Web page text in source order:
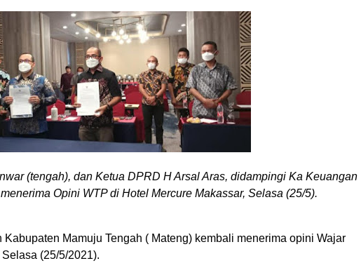
(tengah), dan Ketua DPRD H Arsal Aras, didampingi Ka Keuangan
Opini WTP di Hotel Mercure Makassar, Selasa (25/5).
Kabupaten Mamuju Tengah ( Mateng) kembali menerima opini Wajar
(25/5/2021).